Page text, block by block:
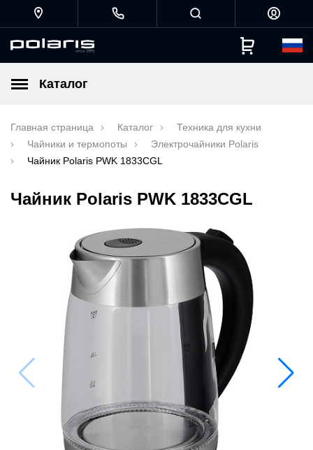
Каталог
Главная страница Каталог
Техника для кухни
Чайники и термопоты
Электрочайники Polaris
Чайник Polaris PWK 1833CGL
Чайник Polaris PWK 1833CGL